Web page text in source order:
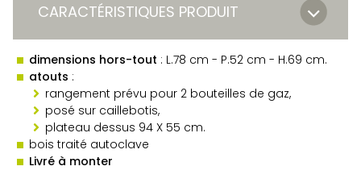
CARACTÉRISTIQUES PRODUIT
dimensions hors-tout : L.78 cm - P.52 cm - H.69 cm.
atouts :
rangement prévu pour 2 bouteilles de gaz,
posé sur caillebotis,
plateau dessus 94 X 55 cm.
bois traité autoclave
Livré à monter